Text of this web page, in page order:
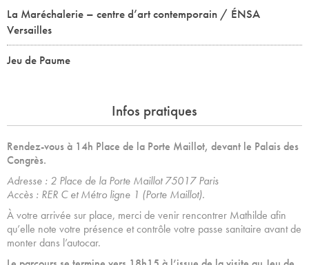
La Maréchalerie – centre d’art contemporain / ÉNSA
Versailles
Jeu de Paume
Infos pratiques
Rendez-vous à 14h Place de la Porte Maillot, devant le Palais des
Congrès.
Adresse : 2 Place de la Porte Maillot 75017 Paris
Accès : RER C etMétro ligne 1 (Porte Maillot).
À votre arrivée sur place, merci de venir rencontrer Mathilde afin
qu’elle note votre présence et contrôle votre passe sanitaire avant de
monter dans l’autocar.